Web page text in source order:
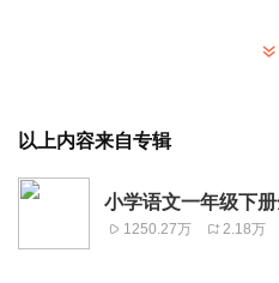
以上内容来自专辑
小学语文一年级下
1250.27万 2.18万